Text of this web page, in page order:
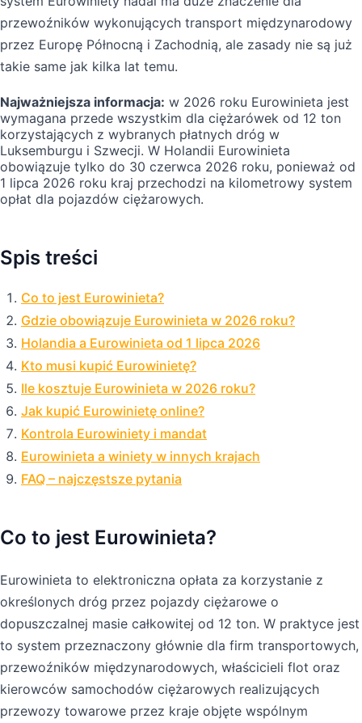
przewoźników wykonujących transport międzynarodowy
przez Europę Północną i Zachodnią, ale zasady nie są już
takie same jak kilka lat temu.
Najważniejsza informacja: w 2026 roku Eurowinieta jest
wymagana przede wszystkim dla ciężarówek od 12 ton
korzystających z wybranych płatnych dróg w
Luksemburgu i Szwecji. W Holandii Eurowinieta
obowiązuje tylko do 30 czerwca 2026 roku, ponieważ od
1 lipca 2026 roku kraj przechodzi na kilometrowy system
opłat dla pojazdów ciężarowych.
Spis treści
Co to jest Eurowinieta?
Gdzie obowiązuje Eurowinieta w 2026 roku?
Holandia a Eurowinieta od 1 lipca 2026
Kto musi kupić Eurowinietę?
Ile kosztuje Eurowinieta w 2026 roku?
Jak kupić Eurowinietę online?
Kontrola Eurowiniety i mandat
Eurowinieta a winiety w innych krajach
FAQ – najczęstsze pytania
Co to jest Eurowinieta?
Eurowinieta to elektroniczna opłata za korzystanie z
określonych dróg przez pojazdy ciężarowe o
dopuszczalnej masie całkowitej od 12 ton. W praktyce jest
to system przeznaczony głównie dla firm transportowych,
przewoźników międzynarodowych, właścicieli flot oraz
kierowców samochodów ciężarowych realizujących
przewozy towarowe przez kraje objęte wspólnym